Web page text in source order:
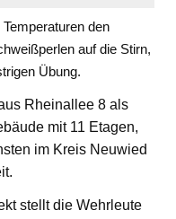
den
auf die Stirn,
Übung.
Rheinallee 8 als
mit 11 Etagen,
im Kreis Neuwied
stellt die Wehrleute